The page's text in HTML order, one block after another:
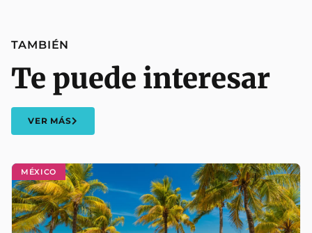
MÉXICO
TAMBIÉN
Te puede interesar
VER MÁS